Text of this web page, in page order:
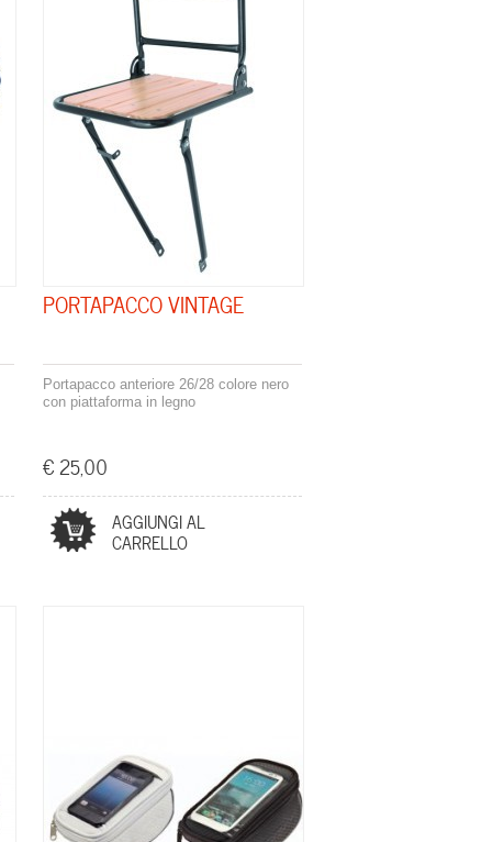
PORTAPACCO VINTAGE
Portapacco anteriore 26/28 colore nero
con piattaforma in legno
€ 25,00
AGGIUNGI AL
CARRELLO